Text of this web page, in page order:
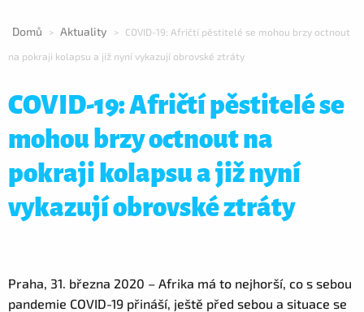
Domů > Aktuality > COVID-19: Afričtí pěstitelé se mohou brzy octnout
na pokraji kolapsu a již nyní vykazují obrovské ztráty
COVID-19: Afričtí pěstitelé se
mohou brzy octnout na
pokraji kolapsu a již nyní
vykazují obrovské ztráty
Praha, 31. března 2020 – Afrika má to nejhorší, co s sebou
pandemie COVID-19 přináší, ještě před sebou a situace se